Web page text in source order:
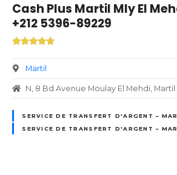
Cash Plus Martil Mly El
+212 5396-89229
Martil
N, 8 Bd Avenue Moulay El Mehdi, Martil
SERVICE DE TRANSFERT D'ARGENT –
SERVICE DE TRANSFERT D'ARGENT –